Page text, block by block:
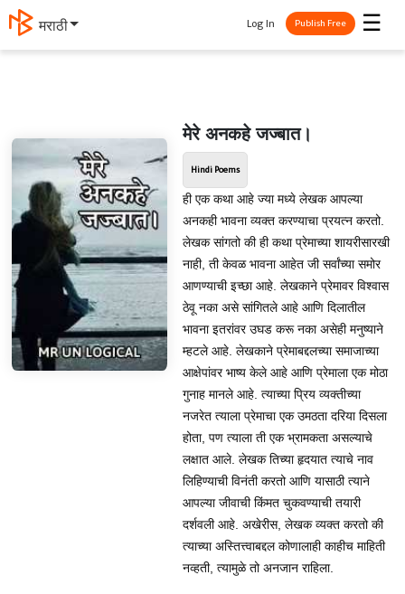
मराठी ☰
Log In Publish Free
मेरे अनकहे जज्बात।
Hindi Poems
ही एक कथा आहे ज्या मध्ये लेखक आपल्या
अनकही भावना व्यक्त करण्याचा प्रयत्न करतो.
लेखक सांगतो की ही कथा प्रेमाच्या शायरीसारखी
नाही, ती केवळ भावना आहेत जी सर्वांच्या समोर
आणण्याची इच्छा आहे. लेखकाने प्रेमावर विश्वास
ठेवू नका असे सांगितले आहे आणि दिलातील
भावना इतरांवर उघड करू नका असेही मनुष्याने
म्हटले आहे. लेखकाने प्रेमाबद्दलच्या समाजाच्या
आक्षेपांवर भाष्य केले आहे आणि प्रेमाला एक मोठा
गुनाह मानले आहे. त्याच्या प्रिय व्यक्तीच्या
नजरेत त्याला प्रेमाचा एक उमठता दरिया दिसला
होता, पण त्याला ती एक भ्रामकता असल्याचे
लक्षात आले. लेखक तिच्या हृदयात त्याचे नाव
लिहिण्याची विनंती करतो आणि यासाठी त्याने
आपल्या जीवाची किंमत चुकवण्याची तयारी
दर्शवली आहे. अखेरीस, लेखक व्यक्त करतो की
त्याच्या अस्तित्त्वाबद्दल कोणालाही काहीच माहिती
नव्हती, त्यामुळे तो अनजान राहिला.